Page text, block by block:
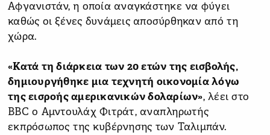
Αφγανιστάν, η οποία αναγκάστηκε να φύγει
καθώς οι ξένες δυνάμεις αποσύρθηκαν από τη
χώρα.
«Κατά τη διάρκεια των 20 ετών της εισβολής,
δημιουργήθηκε μια τεχνητή οικονομία λόγω
της εισροής αμερικανικών δολαρίων», λέει στο
BBC ο Αμντουλάχ Φιτράτ, αναπληρωτής
εκπρόσωπος της κυβέρνησης των Ταλιμπάν.